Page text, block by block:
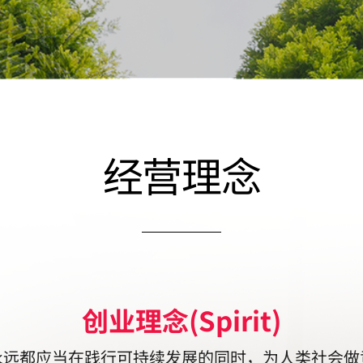
经营理念
创业理念(Spirit)
都应当在践行可持续发展的同时，为人类社会